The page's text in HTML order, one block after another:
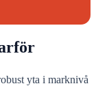
yta i marknivå